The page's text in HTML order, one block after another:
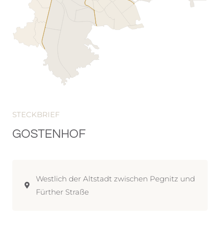
STECKBRIEF
GOSTENHOF
Westlich der Altstadt zwischen Pegnitz und
Fürther Straße